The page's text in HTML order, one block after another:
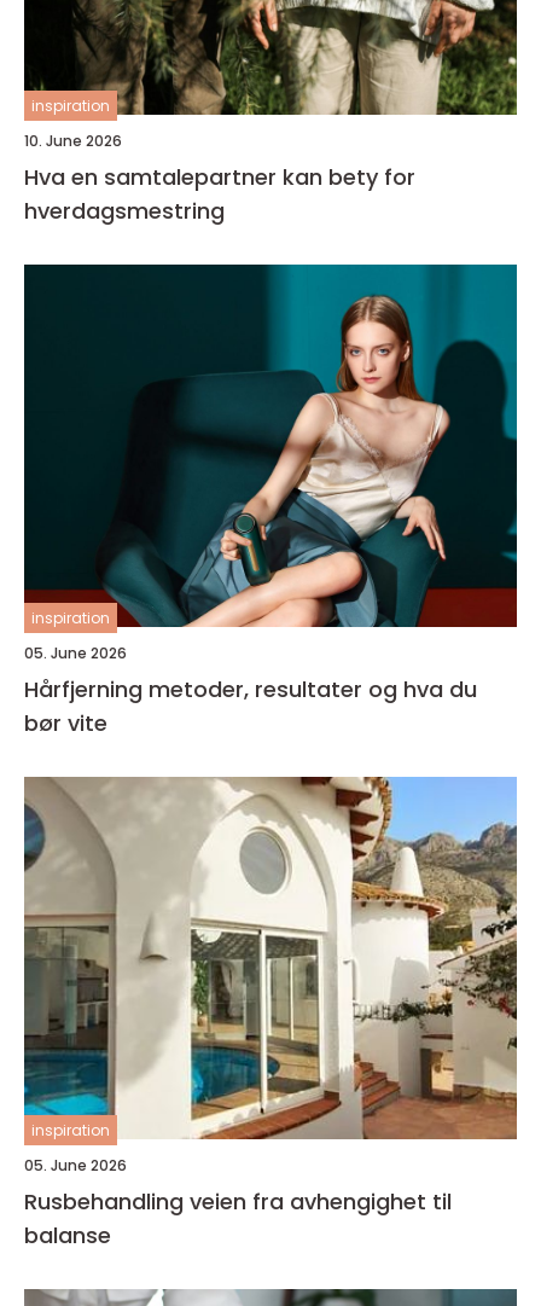
inspiration
10. June 2026
Hva en samtalepartner kan bety for
hverdagsmestring
inspiration
05. June 2026
Hårfjerning metoder, resultater og hva du
bør vite
inspiration
05. June 2026
Rusbehandling veien fra avhengighet til
balanse